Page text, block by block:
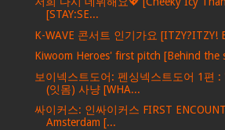
[STAY:SE...
K-WAVE 콘서트 인기가요 [ITZY?ITZY!
Kiwoom Heroes' first pitch [Behind the
보이넥스트도어: 펜싱넥스트도어 1편
(잇몸) 사냥 [WHA...
싸이커스: 인싸이커스 FIRST
Amsterdam [...